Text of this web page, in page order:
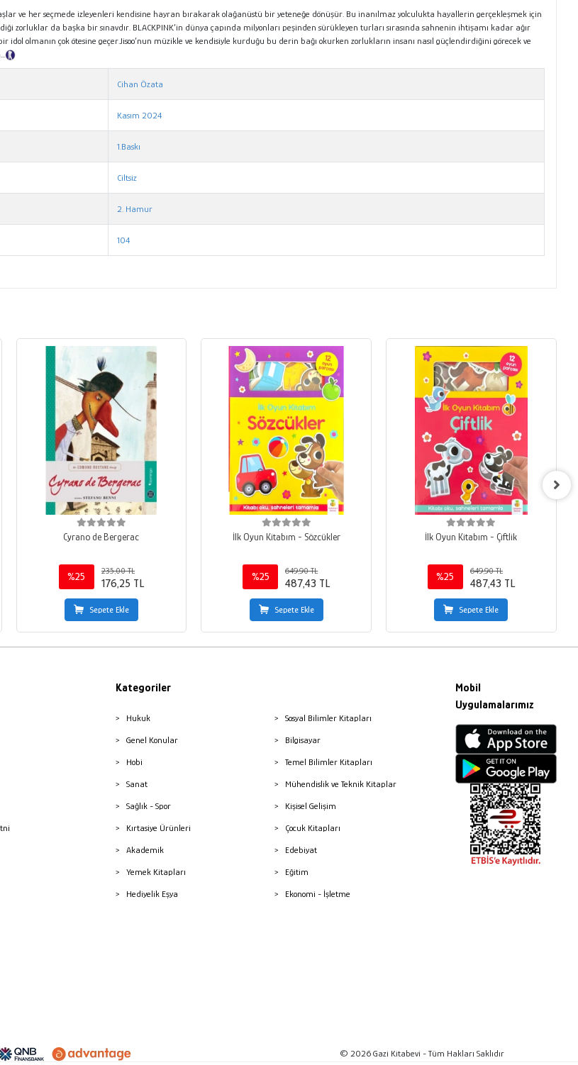
ve her seçmede izleyenleri kendisine hayran bırakarak olağanüstü bir yeteneğe dönüşür. Bu inanılmaz yolculukta hayallerin gerçekleşmek için
da başka bir sınavdır. BLACKPINK’in dünya çapında milyonları peşinden sürükleyen turları sırasında sahnenin ihtişamı kadar ağır
idol olmanın çok ötesine geçer.Jisoo’nun müzikle ve kendisiyle kurduğu bu derin bağı okurken zorlukların insanı nasıl güçlendirdiğini görecek ve
Cihan Özata
Kasım 2024
1.Baskı
Ciltsiz
2. Hamur
104
Cyrano de Bergerac
%25
235,00 TL
176,25 TL
Sepete Ekle
İlk Oyun Kitabım - Sözcükler
%25
649,90 TL
487,43 TL
Sepete Ekle
İlk Oyun Kitabım - Çiftlik
%25
649,90 TL
487,43 TL
Sepete Ekle
Kategoriler
Hukuk
Genel Konular
Hobi
Sanat
Sağlık - Spor
Kırtasiye Ürünleri
Akademik
Yemek Kitapları
Hediyelik Eşya
Sosyal Bilimler Kitapları
Bilgisayar
Temel Bilimler Kitapları
Mühendislik ve Teknik Kitaplar
Kişisel Gelişim
Çocuk Kitapları
Edebiyat
Eğitim
Ekonomi - İşletme
Mobil
Uygulamalarımız
© 2026 Gazi Kitabevi - Tüm Hakları Saklıdır